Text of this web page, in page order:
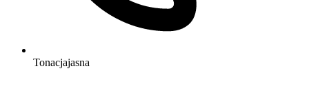
Tonacjajasna